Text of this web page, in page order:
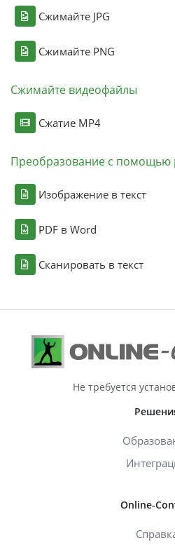
Сжимайте JPG
Сжимайте PNG
Сжимайте видеофайлы
Сжатие MP4
Преобразование с помощью
Изображение в текст
PDF в Word
Сканировать в текст
Не требуется
Online-